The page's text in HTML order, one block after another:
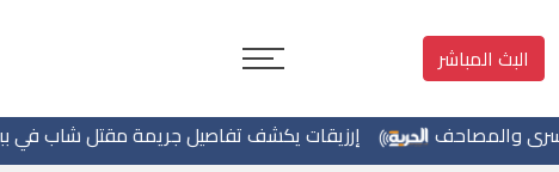
البث المباشر
إرزيقات يكشف تفاصيل جريمة مقتل شاب في بيرزيت